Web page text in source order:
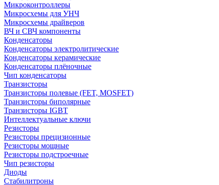
Микроконтроллеры
Микросхемы для УНЧ
Микросхемы драйверов
ВЧ и СВЧ компоненты
Конденсаторы
Конденсаторы электролитические
Конденсаторы керамические
Конденсаторы плёночные
Чип конденсаторы
Транзисторы
Транзисторы полевые (FET, MOSFET)
Транзисторы биполярные
Транзисторы IGBT
Интеллектуальные ключи
Резисторы
Резисторы прецизионные
Резисторы мощные
Резисторы подстроечные
Чип резисторы
Диоды
Стабилитроны